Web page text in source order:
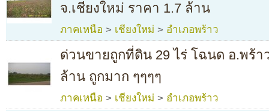
จ.เชียงใหม่ ราคา 1.7 ล้าน
ภาคเหนือ > เชียงใหม่ > อำเภอพร้าว
ด่วนขายถูกที่ดิน 29 ไร่ โฉนด อ.พร้า
ล้าน ถูกมาก ๆๆๆๆ
ภาคเหนือ > เชียงใหม่ > อำเภอพร้าว